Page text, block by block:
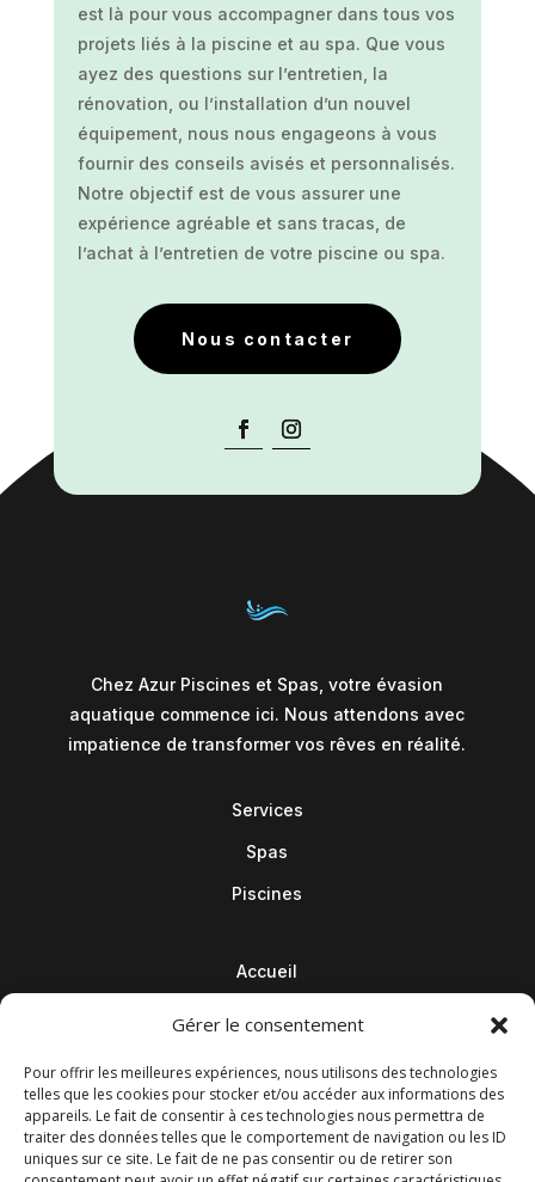
Gérer le consentement
Pour offrir les meilleures expériences, nous utilisons des technologies
telles que les cookies pour stocker et/ou accéder aux informations des
appareils. Le fait de consentir à ces technologies nous permettra de
traiter des données telles que le comportement de navigation ou les ID
uniques sur ce site. Le fait de ne pas consentir ou de retirer son
est là pour vous accompagner dans tous vos
projets liés à la piscine et au spa. Que vous
ayez des questions sur l’entretien, la
rénovation, ou l’installation d’un nouvel
équipement, nous nous engageons à vous
fournir des conseils avisés et personnalisés.
Notre objectif est de vous assurer une
expérience agréable et sans tracas, de
l’achat à l’entretien de votre piscine ou spa.
Nous contacter
Chez Azur Piscines et Spas, votre évasion
aquatique commence ici. Nous attendons avec
impatience de transformer vos rêves en réalité.
Services
Spas
Piscines
Accueil